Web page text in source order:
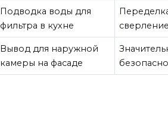
Подводка воды для
фильтра в кухне
Вывод для наружной
камеры на фасаде